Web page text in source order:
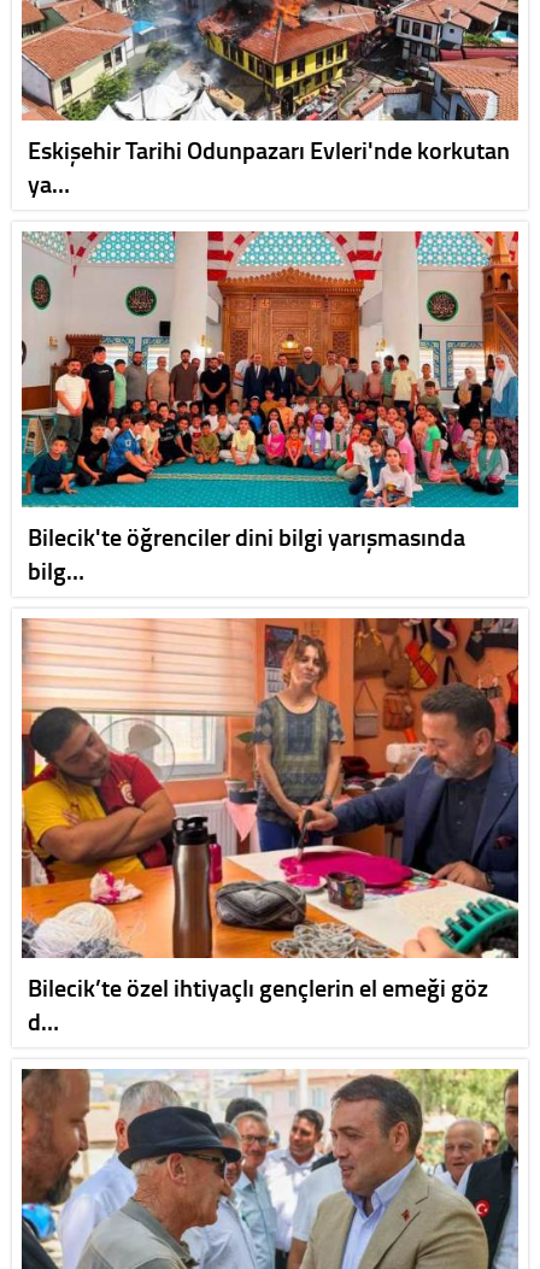
Eskişehir Tarihi Odunpazarı Evleri'nde korkutan
ya…
Bilecik'te öğrenciler dini bilgi yarışmasında
bilg…
Bilecik’te özel ihtiyaçlı gençlerin el emeği göz
d…